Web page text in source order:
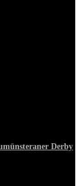
Derby